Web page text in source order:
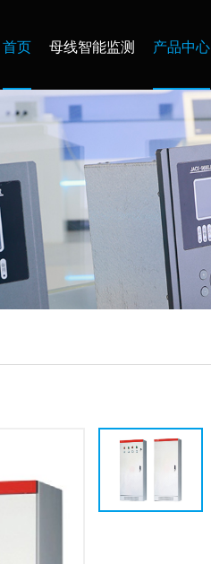
首页 母线智能监测 产品中心